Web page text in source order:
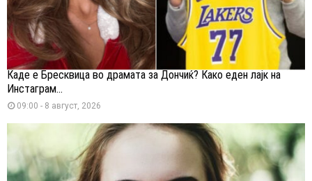
Каде е Бресквица во драмата за Дончиќ? Како еден лајк на
Инстаграм...
09:00 - 8 август, 2026